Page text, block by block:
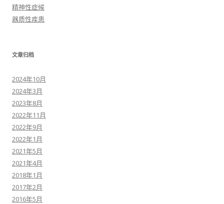
精神性症候
器质性疾患
文章归档
2024年10月
2024年3月
2023年8月
2022年11月
2022年9月
2022年1月
2021年5月
2021年4月
2018年1月
2017年2月
2016年5月